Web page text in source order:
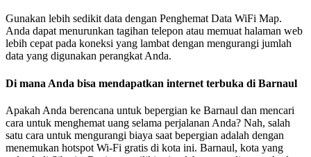
Gunakan lebih sedikit data dengan Penghemat Data WiFi Map.
Anda dapat menurunkan tagihan telepon atau memuat halaman web
lebih cepat pada koneksi yang lambat dengan mengurangi jumlah
data yang digunakan perangkat Anda.
Di mana Anda bisa mendapatkan internet terbuka di Barnaul
Apakah Anda berencana untuk bepergian ke Barnaul dan mencari
cara untuk menghemat uang selama perjalanan Anda? Nah, salah
satu cara untuk mengurangi biaya saat bepergian adalah dengan
menemukan hotspot Wi-Fi gratis di kota ini. Barnaul, kota yang